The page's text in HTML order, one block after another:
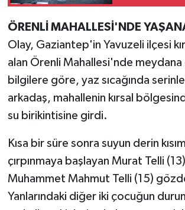
ÖRENLİ MAHALLESİ'NDE
Olay, Gaziantep'in Yavuzeli ilçesi
alan Örenli Mahallesi'nde
bilgilere göre, yaz sıcağında
arkadaş, mahallenin kırsal
su birikintisine girdi.
Kısa bir süre sonra suyun derin
çırpınmaya başlayan Murat Telli
Muhammet Mahmut Telli (15)
Yanlarındaki diğer iki çocuğun